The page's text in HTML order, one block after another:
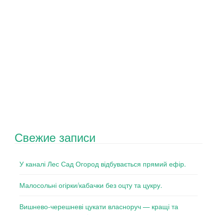
Свежие записи
У каналі Лес Сад Огород відбувається прямий ефір.
Малосольні огірки/кабачки без оцту та цукру.
Вишнево-черешневі цукати власноруч — кращі та